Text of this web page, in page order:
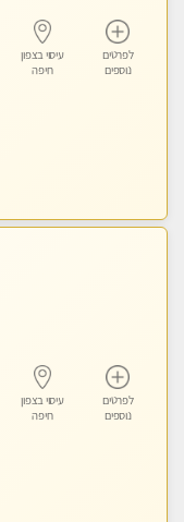
לפרטים
נוספים
עיסוי בצפון
חיפה
לפרטים
נוספים
עיסוי בצפון
חיפה